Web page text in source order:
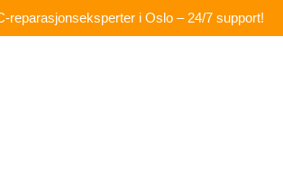
reparasjonseksperter i Oslo – 24/7 support!